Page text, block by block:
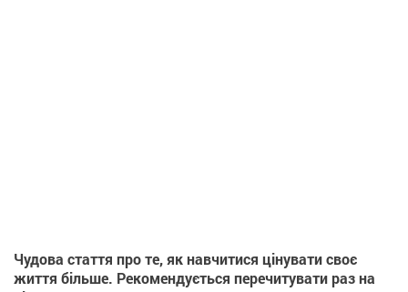
Чудова стаття про те, як навчитися цінувати своє
життя більше. Рекомендується перечитувати раз на